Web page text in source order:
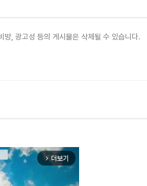
arrow_forward_ios 더보기